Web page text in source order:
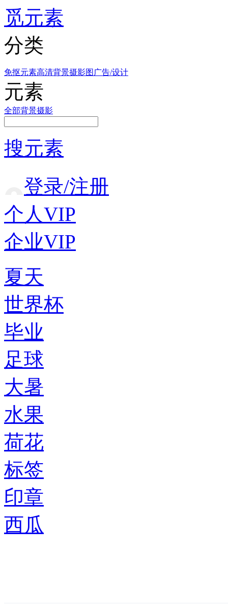
觅元素
分类
免抠元素高清背景摄影图 广告/设计
元素
全部背景摄影
搜元素
登录/注册
个人VIP
企业VIP
夏天
世界杯
毕业
足球
大暑
水果
荷花
标签
印章
西瓜